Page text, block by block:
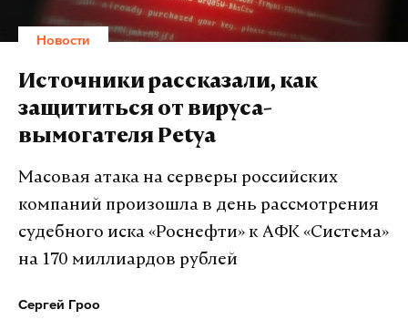
Новости
Источники рассказали, как
защититься от вируса-
вымогателя Petya
Масовая атака на серверы российских
компаний произошла в день рассмотрения
судебного иска «Роснефти» к АФК «Система»
на 170 миллиардов рублей
Сергей Гроо